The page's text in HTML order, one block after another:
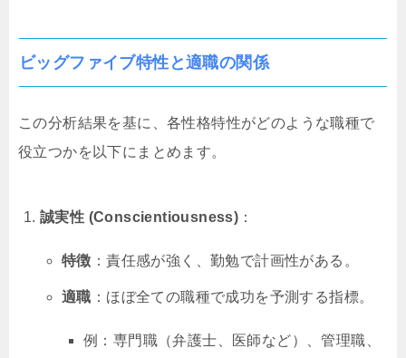
ビッグファイブ特性と適職の関係
この分析結果を基に、各性格特性がどのような職種で
役立つかを以下にまとめます。
誠実性 (Conscientiousness) ：
特徴 ：責任感が強く、勤勉で計画性がある。
適職 ：ほぼ全ての職種で成功を予測する指標。
例：専門職（弁護士、医師など）、管理職、